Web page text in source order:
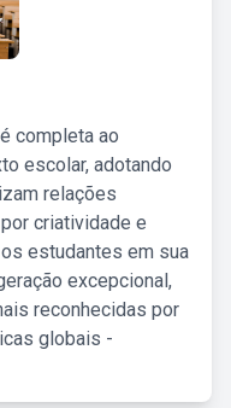
completa ao
escolar, adotando
relações
criatividade e
estudantes em sua
excepcional,
reconhecidas por
globais -